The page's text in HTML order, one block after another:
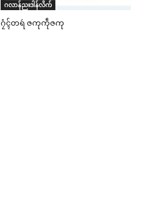
ဂလာန်ညးဒါန်လိက်
ဂၠံၚ်တရဴ ဇကုကဵုဇကု